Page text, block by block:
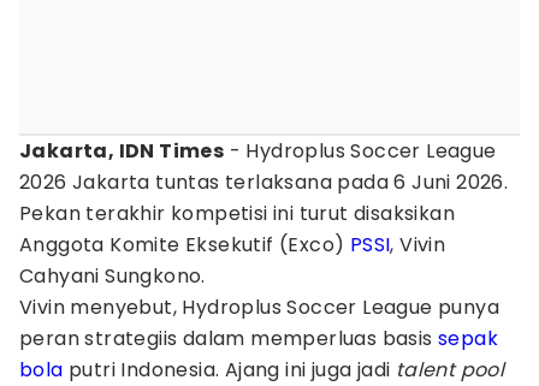
Jakarta, IDN Times - Hydroplus Soccer League
2026 Jakarta tuntas terlaksana pada 6 Juni 2026.
Pekan terakhir kompetisi ini turut disaksikan
Anggota Komite Eksekutif (Exco) PSSI, Vivin
Cahyani Sungkono.
Vivin menyebut, Hydroplus Soccer League punya
peran strategiis dalam memperluas basis sepak
bola putri Indonesia. Ajang ini juga jadi talent pool